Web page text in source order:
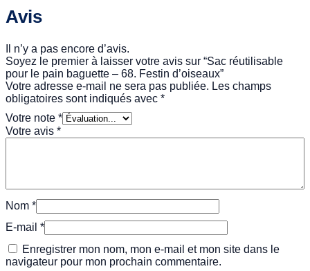
Avis
Il n’y a pas encore d’avis.
Soyez le premier à laisser votre avis sur “Sac réutilisable
pour le pain baguette – 68. Festin d’oiseaux”
Votre adresse e-mail ne sera pas publiée. Les champs
obligatoires sont indiqués avec *
Votre note *
Votre avis *
Nom *
E-mail *
Enregistrer mon nom, mon e-mail et mon site dans le
navigateur pour mon prochain commentaire.